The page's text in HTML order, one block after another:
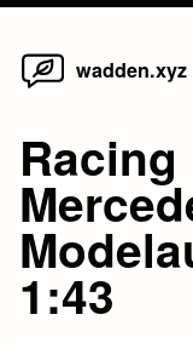
Skip
wadden.xyz
Racing
1:43